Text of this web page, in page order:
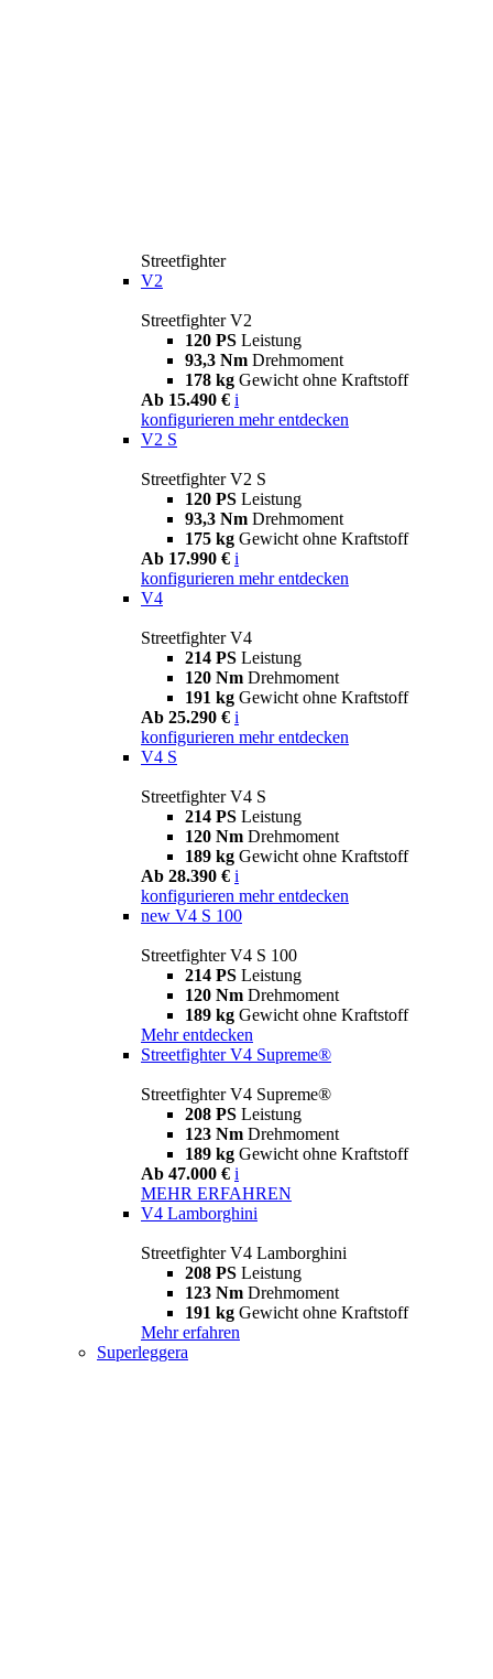
Streetfighter
V2
Streetfighter V2
120 PS Leistung
93,3 Nm Drehmoment
178 kg Gewicht ohne Kraftstoff
Ab 15.490 € i
konfigurieren mehr entdecken
V2 S
Streetfighter V2 S
120 PS Leistung
93,3 Nm Drehmoment
175 kg Gewicht ohne Kraftstoff
Ab 17.990 € i
konfigurieren mehr entdecken
V4
Streetfighter V4
214 PS Leistung
120 Nm Drehmoment
191 kg Gewicht ohne Kraftstoff
Ab 25.290 € i
konfigurieren mehr entdecken
V4 S
Streetfighter V4 S
214 PS Leistung
120 Nm Drehmoment
189 kg Gewicht ohne Kraftstoff
Ab 28.390 € i
konfigurieren mehr entdecken
new V4 S 100
Streetfighter V4 S 100
214 PS Leistung
120 Nm Drehmoment
189 kg Gewicht ohne Kraftstoff
Mehr entdecken
Streetfighter V4 Supreme®
Streetfighter V4 Supreme®
208 PS Leistung
123 Nm Drehmoment
189 kg Gewicht ohne Kraftstoff
Ab 47.000 € i
MEHR ERFAHREN
V4 Lamborghini
Streetfighter V4 Lamborghini
208 PS Leistung
123 Nm Drehmoment
191 kg Gewicht ohne Kraftstoff
Mehr erfahren
Superleggera